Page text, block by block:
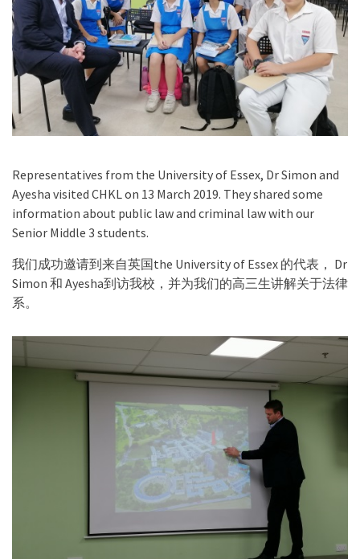
Representatives from the University of Essex, Dr Simon and
Ayesha visited CHKL on 13 March 2019. They shared some
information about public law and criminal law with our
Senior Middle 3 students.
我们成功邀请到来自英国the University of Essex 的代表， Dr
Simon 和 Ayesha到访我校，并为我们的高三生讲解关于法律
系。